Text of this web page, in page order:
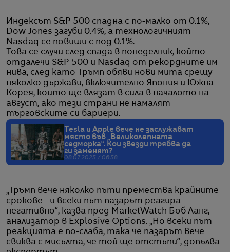
Индексът S&P 500 спадна с по-малко от 0.1%,
Dow Jones загуби 0.4%, а технологичният
Nasdaq се повиши с под 0.1%.
Това се случи след спада в понеделник, който
отдалечи S&P 500 и Nasdaq от рекордните им
нива, след като Тръмп обяви нови мита срещу
няколко държави, включително Япония и Южна
Корея, които ще влязат в сила в началото на
август, ако тези страни не намалят
търговските си бариери.
Tesla и Apple вече не заслужават
място във „Великолепната
седморка“. Кои звезди трябва да
ги заменят?
08.07.2025 / 06:58
„Тръмп вече няколко пъти премества крайните
срокове - и всеки път пазарът реагира
негативно“, казва пред MarketWatch Боб Ланг,
анализатор в Explosive Options. „Но всеки път
реакцията е по-слаба, така че пазарът вече
свиква с мисълта, че той ще отстъпи“, допълва